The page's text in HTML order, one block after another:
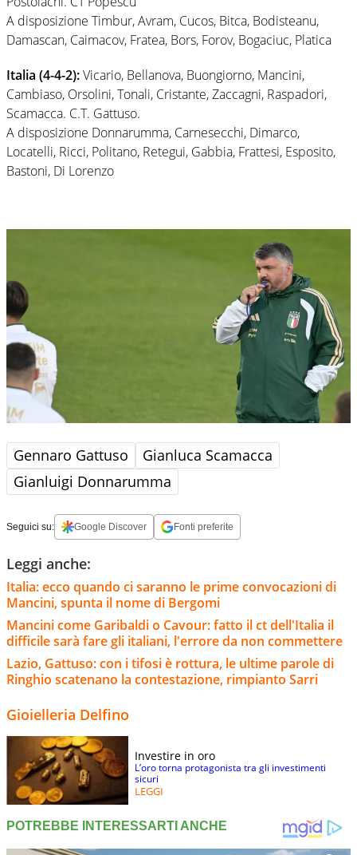
A disposizione Timbur, Avram, Cucos, Bitca, Bodisteanu,
Damascan, Caimacov, Fratea, Bors, Forov, Bogaciuc, Platica
Italia (4-4-2):Vicario, Bellanova, Buongiorno, Mancini,
Cambiaso, Orsolini, Tonali, Cristante, Zaccagni, Raspadori,
Scamacca. C.T. Gattuso.
A disposizione Donnarumma, Carnesecchi, Dimarco,
Locatelli, Ricci, Politano, Retegui, Gabbia, Frattesi, Esposito,
Bastoni, Di Lorenzo
Gennaro Gattuso
Gianluca Scamacca
Gianluigi Donnarumma
Seguici su: Google Discover Fonti preferite
Leggi anche:
Italia: ecco quando ci saranno le prime convocazioni di
Mancini, spunta il nome di Bergomi
Mancini come Garibaldi o Cavour: fatto il ct dell'Italia il
difficile sarà fare gli italiani, l'errore da non commettere
Lazio, Gattuso: con i tifosi è rottura, le ultime parole di
Ringhio scatenano la contestazione, rimpianto Sarri
Gioielleria Delfino
Investire in oro
L’oro torna protagonista tra gli investimenti
sicuri
LEGGI